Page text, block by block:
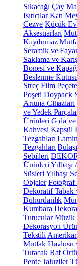
Sıkacağı Çay
Isıtıcılar Katı
Cezve Küçük Ev
Aksesuarları
Kaydırmaz
Seramik ve
Saklama ve
Bonesi ve
Beslenme Kutusu
Streç Film
Poşeti Doypack
Arıtma Cihazları
ve Yedek
Ürünleri Gıda
Kahvesi Kapsül
Tezgahları
Tezgahları
Sebilleri
Ürünleri Yılbaşı
Süsleri Yılbaşı
Objeler Fotoğraf
Dekoratif Tabak
Buhurdanlık
Kumbara
Tutucular Müzik
Dekorasyon
Tekstili
Mutfak Havlusu
Tutacak Raf
Perde Jaluziler